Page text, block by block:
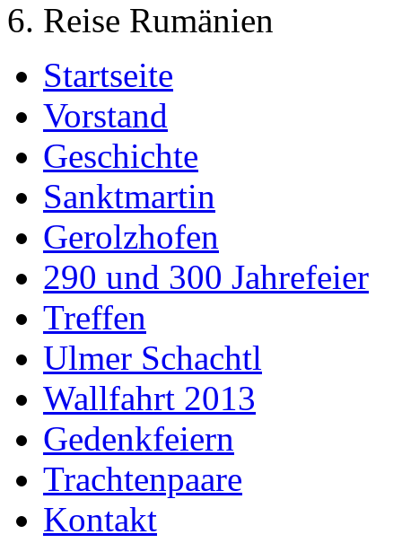
Reise Rumänien
Startseite
Vorstand
Geschichte
Sanktmartin
Gerolzhofen
290 und 300 Jahrefeier
Treffen
Ulmer Schachtl
Wallfahrt 2013
Gedenkfeiern
Trachtenpaare
Kontakt